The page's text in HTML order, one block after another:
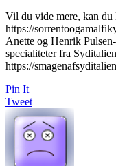
Vil du vide mere, kan du
https://
Anette og Henrik
specialiteter fra Syditalien
https://
Pin It
Tweet